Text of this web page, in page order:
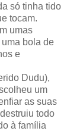
só tinha tido
tocam.
umas
bola de
e
Dudu),
um
as suas
todo
à família